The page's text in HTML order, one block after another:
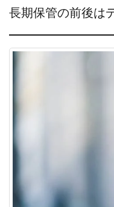
長期保管の前後は